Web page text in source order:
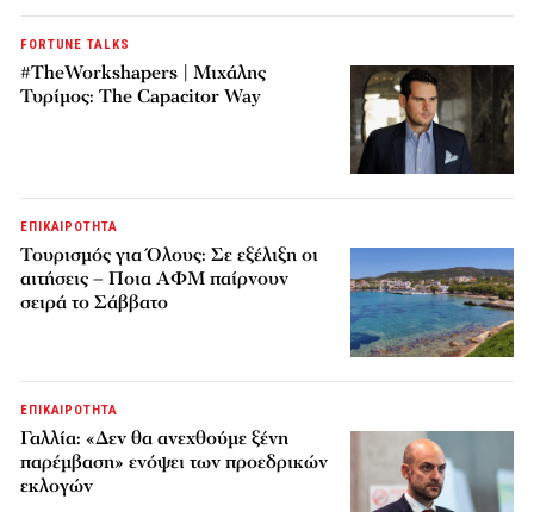
FORTUNE TALKS
#TheWorkshapers | Μιχάλης
Τυρίμος: The Capacitor Way
ΕΠΙΚΑΙΡΟΤΗΤΑ
Τουρισμός για Όλους: Σε εξέλιξη οι
αιτήσεις – Ποια ΑΦΜ παίρνουν
σειρά το Σάββατο
ΕΠΙΚΑΙΡΟΤΗΤΑ
Γαλλία: «Δεν θα ανεχθούμε ξένη
παρέμβαση» ενόψει των προεδρικών
εκλογών